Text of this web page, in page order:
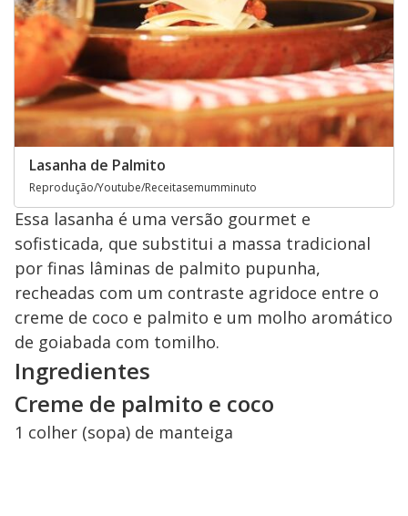
Lasanha de Palmito
Reprodução/Youtube/Receitasemumminuto
Essa lasanha é uma versão gourmet e
sofisticada, que substitui a massa tradicional
por finas lâminas de palmito pupunha,
recheadas com um contraste agridoce entre o
creme de coco e palmito e um molho aromático
de goiabada com tomilho.
Ingredientes
Creme de palmito e coco
1 colher (sopa) de manteiga